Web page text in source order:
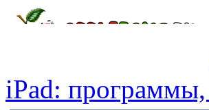
iPad: программы,